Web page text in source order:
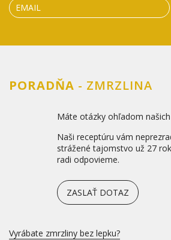
PORADŇA - ZMRZLINA
Máte otázky ohľadom
Naši receptúru vám
strážené tajomstvo už 27
radi odpovieme.
ZASLAŤ DOTAZ
Vyrábate zmrzliny bez lepku?